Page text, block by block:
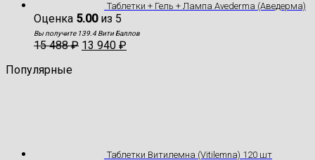
Таблетки + Гель + Лампа Avederma (Аведерма)
Оценка 5.00из 5
Вы получите 139.4 Вити Баллов
15 488₽ 13 940 ₽
Популярные
Таблетки Витилемна (Vitilemna) 120 шт